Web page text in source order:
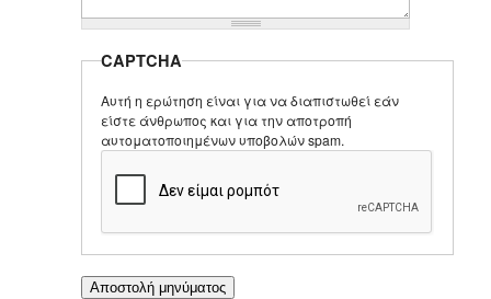
CAPTCHA
Αυτή η ερώτηση είναι για να διαπιστωθεί εάν
είστε άνθρωπος και για την αποτροπή
αυτοματοποιημένων υποβολών spam.